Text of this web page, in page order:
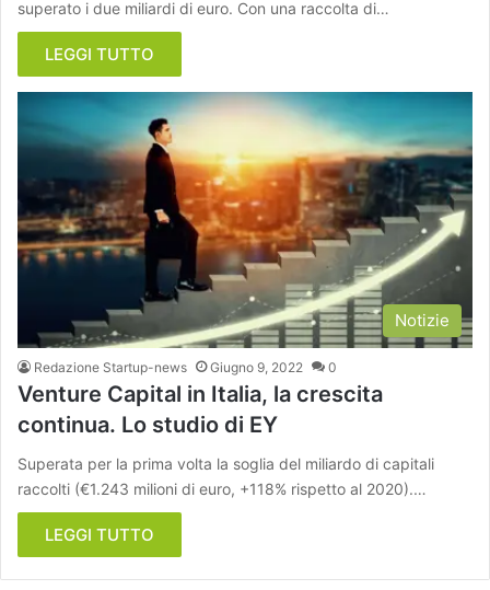
superato i due miliardi di euro. Con una raccolta di…
LEGGI TUTTO
Notizie
Redazione Startup-news Giugno 9, 2022 0
Venture Capital in Italia, la crescita
continua. Lo studio di EY
Superata per la prima volta la soglia del miliardo di capitali
raccolti (€1.243 milioni di euro, +118% rispetto al 2020).…
LEGGI TUTTO